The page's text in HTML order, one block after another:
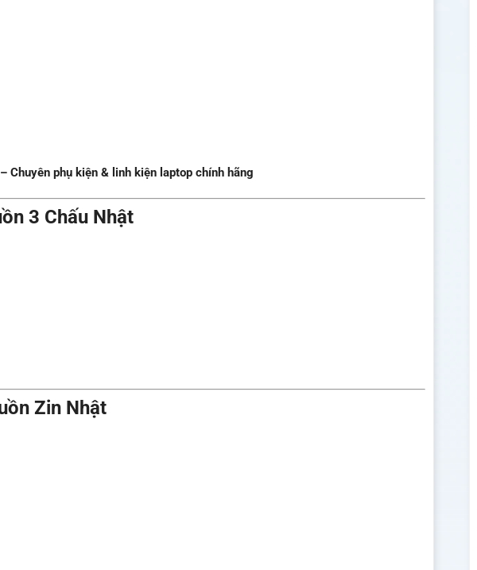
Chuyên phụ kiện & linh kiện laptop chính hãng
3 Chấu Nhật
Zin Nhật